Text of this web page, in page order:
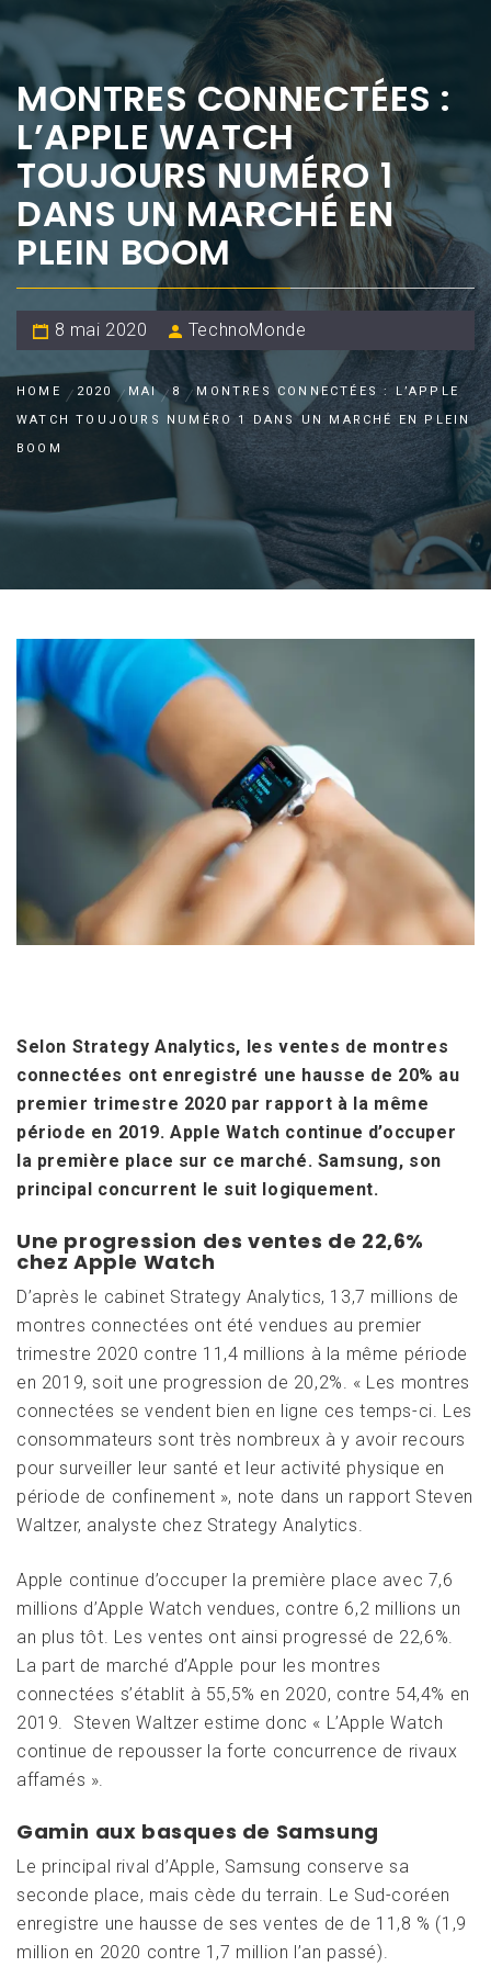
MONTRES CONNECTÉES :
L’APPLE WATCH
TOUJOURS NUMÉRO 1
DANS UN MARCHÉ EN
PLEIN BOOM
8 mai 2020 TechnoMonde
HOME 2020 MAI 8
MONTRES CONNECTÉES : L’APPLE
WATCH TOUJOURS NUMÉRO 1 DANS UN MARCHÉ EN PLEIN
BOOM
Selon Strategy Analytics, les ventes de montres
connectées ont enregistré une hausse de 20% au
premier trimestre 2020 par rapport à la même
période en 2019. Apple Watch continue d’occuper
la première place sur ce marché. Samsung, son
principal concurrent le suit logiquement.
Une progression des ventes de 22,6%
chez Apple Watch
D’après le cabinet Strategy Analytics, 13,7 millions de
montres connectées ont été vendues au premier
trimestre 2020 contre 11,4 millions à la même période
en 2019, soit une progression de 20,2%. « Les montres
connectées se vendent bien en ligne ces temps-ci. Les
consommateurs sont très nombreux à y avoir recours
pour surveiller leur santé et leur activité physique en
période de confinement », note dans un rapport Steven
Waltzer, analyste chez Strategy Analytics.
Apple continue d’occuper la première place avec 7,6
millions d’Apple Watch vendues, contre 6,2 millions un
an plus tôt. Les ventes ont ainsi progressé de 22,6%.
La part de marché d’Apple pour les montres
connectées s’établit à 55,5% en 2020, contre 54,4% en
2019. Steven Waltzer estime donc « L’Apple Watch
continue de repousser la forte concurrence de rivaux
affamés ».
Gamin aux basques de Samsung
Le principal rival d’Apple, Samsung conserve sa
seconde place, mais cède du terrain. Le Sud-coréen
enregistre une hausse de ses ventes de de 11,8 % (1,9
million en 2020 contre 1,7 million l’an passé).